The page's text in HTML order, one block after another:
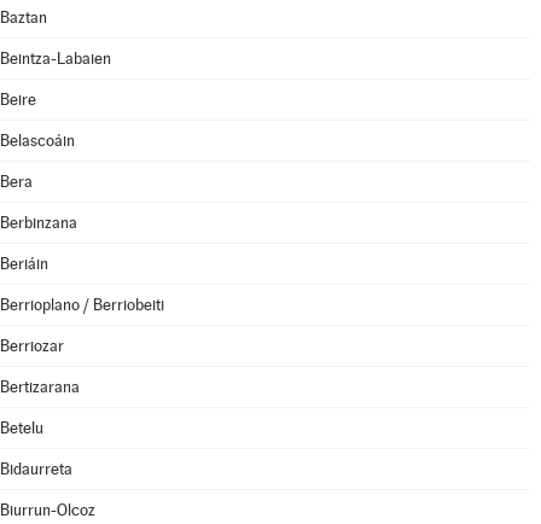
Baztan
Beintza-Labaien
Beire
Belascoáin
Bera
Berbinzana
Beriáin
Berrioplano / Berriobeiti
Berriozar
Bertizarana
Betelu
Bidaurreta
Biurrun-Olcoz